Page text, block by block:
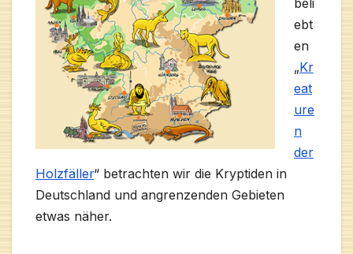
ebt
en
„Kr
eat
ure
n
der
Holzfäller“ betrachten wir die Kryptiden in
Deutschland und angrenzenden Gebieten
etwas näher.